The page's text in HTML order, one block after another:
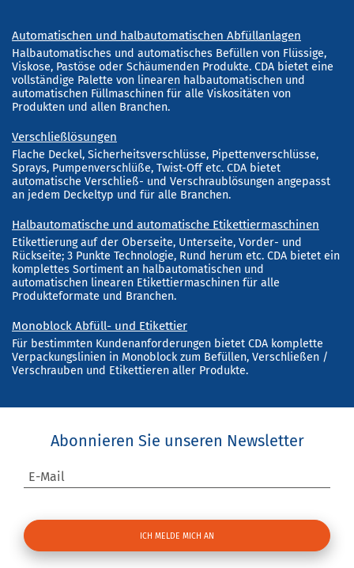
Automatischen und halbautomatischen Abfüllanlagen
Halbautomatisches und automatisches Befüllen von Flüssige,
Viskose, Pastöse oder Schäumenden Produkte. CDA bietet eine
vollständige Palette von linearen halbautomatischen und
automatischen Füllmaschinen für alle Viskositäten von
Produkten und allen Branchen.
Verschließlösungen
Flache Deckel, Sicherheitsverschlüsse, Pipettenverschlüsse,
Sprays, Pumpenverschlüße, Twist-Off etc. CDA bietet
automatische Verschließ- und Verschraublösungen angepasst
an jedem Deckeltyp und für alle Branchen.
Halbautomatische und automatische Etikettiermaschinen
Etikettierung auf der Oberseite, Unterseite, Vorder- und
Rückseite; 3 Punkte Technologie, Rund herum etc. CDA bietet ein
komplettes Sortiment an halbautomatischen und
automatischen linearen Etikettiermaschinen für alle
Produkteformate und Branchen.
Monoblock Abfüll- und Etikettier
Für bestimmten Kundenanforderungen bietet CDA komplette
Verpackungslinien in Monoblock zum Befüllen, Verschließen /
Verschrauben und Etikettieren aller Produkte.
Abonnieren Sie unseren Newsletter
E-Mail